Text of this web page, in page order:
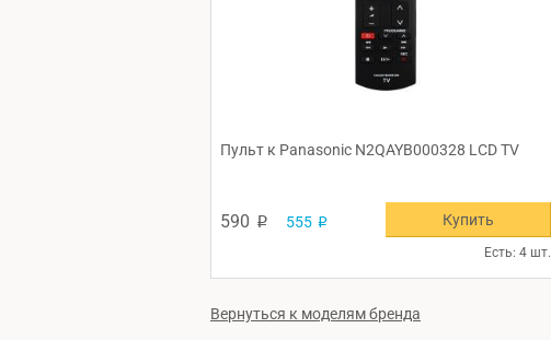
Пульт к Panasonic N2QAYB000328 LCD TV
590 p 555 p
Есть: 4 шт.
Купить
Вернуться к моделям бренда